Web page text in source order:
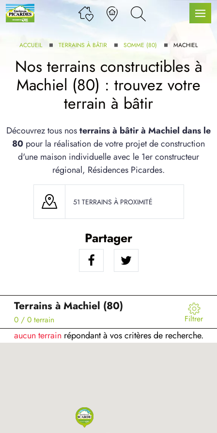
GAMME
SERVICE BDL EXTENSION
ACCUEIL TERRAINS À BÂTIR SOMME (80) MACHIEL
Nos terrains constructibles à
Machiel (80) : trouvez votre
terrain à bâtir
Découvrez tous nosterrains à bâtir à Machiel dans le
80 pour la réalisation de votre projet de construction
d'une maison individuelle avec le 1er constructeur
régional, Résidences Picardes.
51 TERRAINS À PROXIMITÉ
Partager
Terrains à Machiel (80)
0 / 0 terrain Filtrer
aucun terrain répondant à vos critères de recherche.